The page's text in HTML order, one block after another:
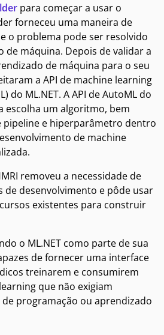
para começar a usar o
forneceu uma maneira de
o problema pode ser resolvido
de máquina. Depois de validar a
de máquina para o seu
a API de machine learning
do ML.NET. A API de AutoML do
escolha um algoritmo, bem
pipeline e hiperparâmetro dentro
de machine
removeu a necessidade de
de desenvolvimento e pôde usar
existentes para construir
o ML.NET como parte de sua
de fornecer uma interface
treinarem e consumirem
que não exigiam
programação ou aprendizado